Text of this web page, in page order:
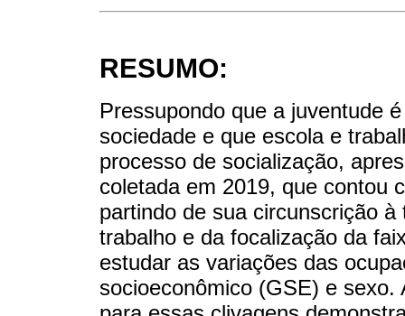
RESUMO:
Pressupondo que a juventude
sociedade e que escola e
processo de socialização,
coletada em 2019, que contou
partindo de sua circunscrição
trabalho e da focalização da
estudar as variações das
socioeconômico (GSE) e